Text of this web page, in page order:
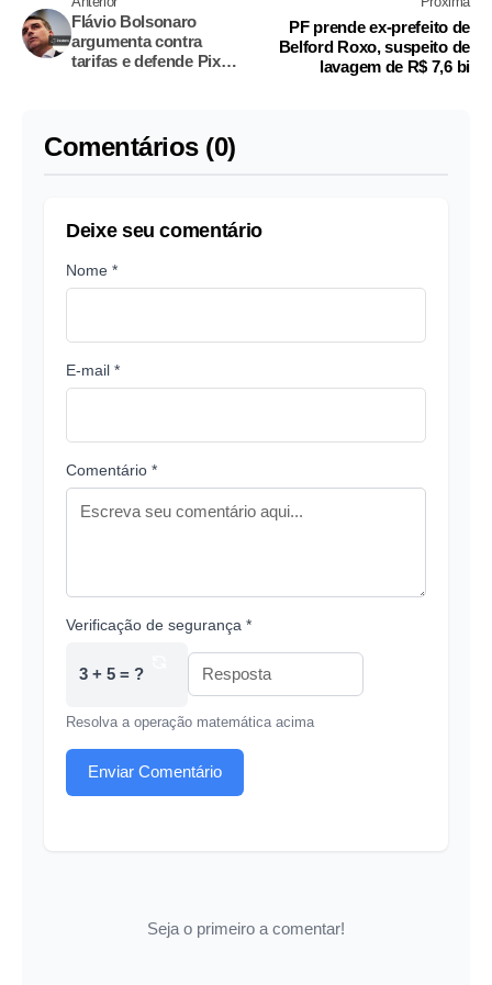
Flávio Bolsonaro
argumenta contra
tarifas e defende Pix
PF prende ex-prefeito de
Belford Roxo, suspeito de
lavagem de R$ 7,6 bi
Comentários (0)
Deixe seu comentário
Nome *
E-mail *
Comentário *
Verificação de segurança *
3 + 5 = ?
Resolva a operação matemática acima
Enviar Comentário
Seja o primeiro a comentar!